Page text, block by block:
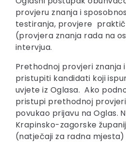
provjeru znanja i
testiranja, provjere
(provjera znanja rada na
intervjua.
Prethodnoj provjeri znanja
pristupiti kandidati koji
uvjete iz Oglasa. Ako
pristupi prethodnoj
povukao prijavu na Oglas.
Krapinsko-zagorske
(natječaji za radna